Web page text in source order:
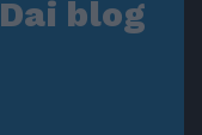
Dai blog